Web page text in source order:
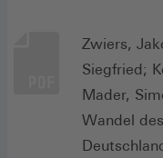
Zwiers,
Siegfried;
Mader,
Wandel